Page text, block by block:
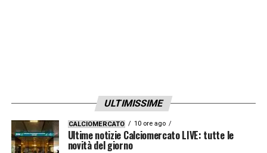
ULTIMISSIME
CALCIOMERCATO 10 ore ago
Ultime notizie Calciomercato LIVE: tutte le
novità del giorno